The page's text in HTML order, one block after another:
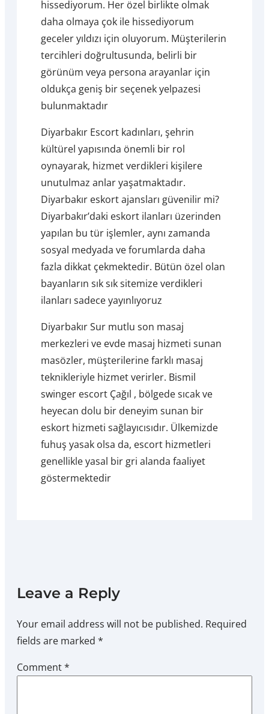
hissediyorum. Her özel birlikte olmak
daha olmaya çok ile hissediyorum
geceler yıldızı için oluyorum. Müşterilerin
tercihleri doğrultusunda, belirli bir
görünüm veya persona arayanlar için
oldukça geniş bir seçenek yelpazesi
bulunmaktadır
Diyarbakır Escort kadınları, şehrin
kültürel yapısında önemli bir rol
oynayarak, hizmet verdikleri kişilere
unutulmaz anlar yaşatmaktadır.
Diyarbakır eskort ajansları güvenilir mi?
Diyarbakır’daki eskort ilanları üzerinden
yapılan bu tür işlemler, aynı zamanda
sosyal medyada ve forumlarda daha
fazla dikkat çekmektedir. Bütün özel olan
bayanların sık sık sitemize verdikleri
ilanları sadece yayınlıyoruz
Diyarbakır Sur mutlu son masaj
merkezleri ve evde masaj hizmeti sunan
masözler, müşterilerine farklı masaj
teknikleriyle hizmet verirler. Bismil
swinger escort Çağıl , bölgede sıcak ve
heyecan dolu bir deneyim sunan bir
eskort hizmeti sağlayıcısıdır. Ülkemizde
fuhuş yasak olsa da, escort hizmetleri
genellikle yasal bir gri alanda faaliyet
göstermektedir
Leave a Reply
Your email address will not be published. Required
fields are marked *
Comment*